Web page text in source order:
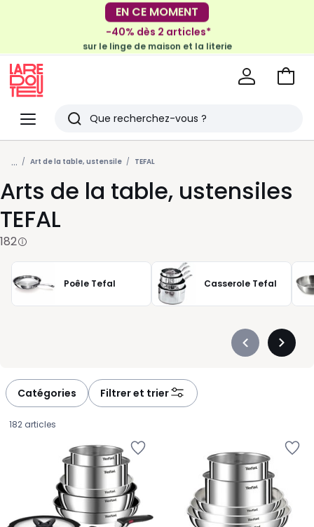
EN CE MOMENT
-30€ tous les 100€*
-40% dès 2 articles*
sur le linge de maison et la literie
Menu
Redoute
Rechercher
Derniers
articles
vus
Voir
... Art de la table, ustensile TEFAL
Arts de la table, ustensiles
TEFAL
182
Poêle Tefal Casserole Tefal
Précédent
Catégories Filtrer et trier
182 articles